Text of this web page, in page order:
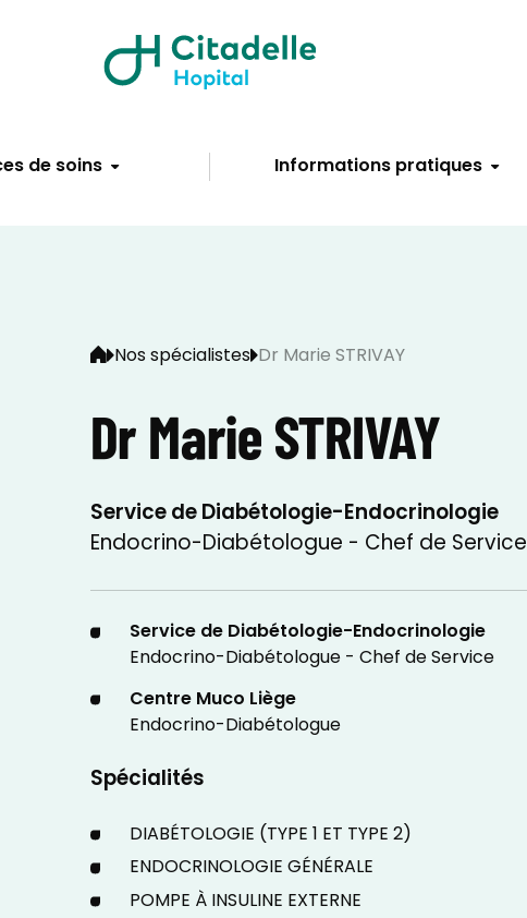
de soins Informations pratiques
Nos spécialistes Dr Marie STRIVAY
Dr Marie STRIVAY
Service de Diabétologie-Endocrinologie
Endocrino-Diabétologue - Chef de Service
Service de Diabétologie-Endocrinologie
Endocrino-Diabétologue - Chef de Service
Centre Muco Liège
Endocrino-Diabétologue
Spécialités
DIABÉTOLOGIE (TYPE 1 ET TYPE 2)
ENDOCRINOLOGIE GÉNÉRALE
POMPE À INSULINE EXTERNE